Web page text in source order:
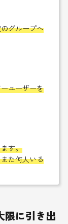
グループへ
ユーザーを
す。
た何人いる
限に引き出